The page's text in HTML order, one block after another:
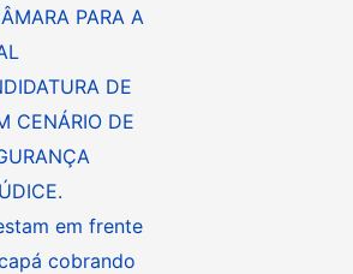
PARA A
DE
CENÁRIO DE
em frente
cobrando